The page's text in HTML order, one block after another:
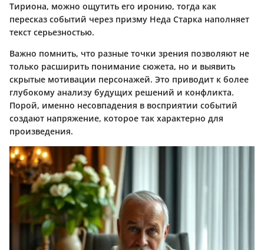
Тириона, можно ощутить его иронию, тогда как
пересказ событий через призму Неда Старка наполняет
текст серьезностью.
Важно помнить, что разные точки зрения позволяют не
только расширить понимание сюжета, но и выявить
скрытые мотивации персонажей. Это приводит к более
глубокому анализу будущих решений и конфликта.
Порой, именно несовпадения в восприятии событий
создают напряжение, которое так характерно для
произведения.